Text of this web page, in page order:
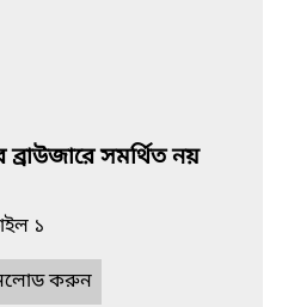
সমর্থিত নয়
১
করুন